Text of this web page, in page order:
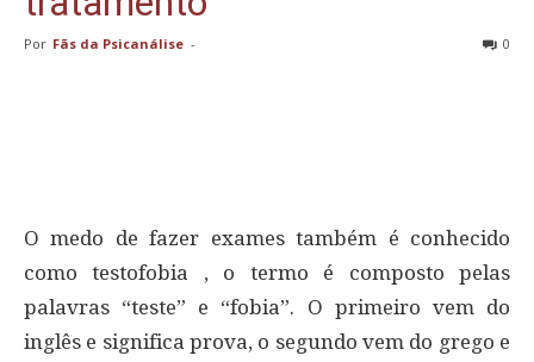
Por Fãs da Psicanálise - 0
O medo de fazer exames também é conhecido
como testofobia , o termo é composto pelas
palavras “teste” e “fobia”. O primeiro vem do
inglês e significa prova, o segundo vem do grego e